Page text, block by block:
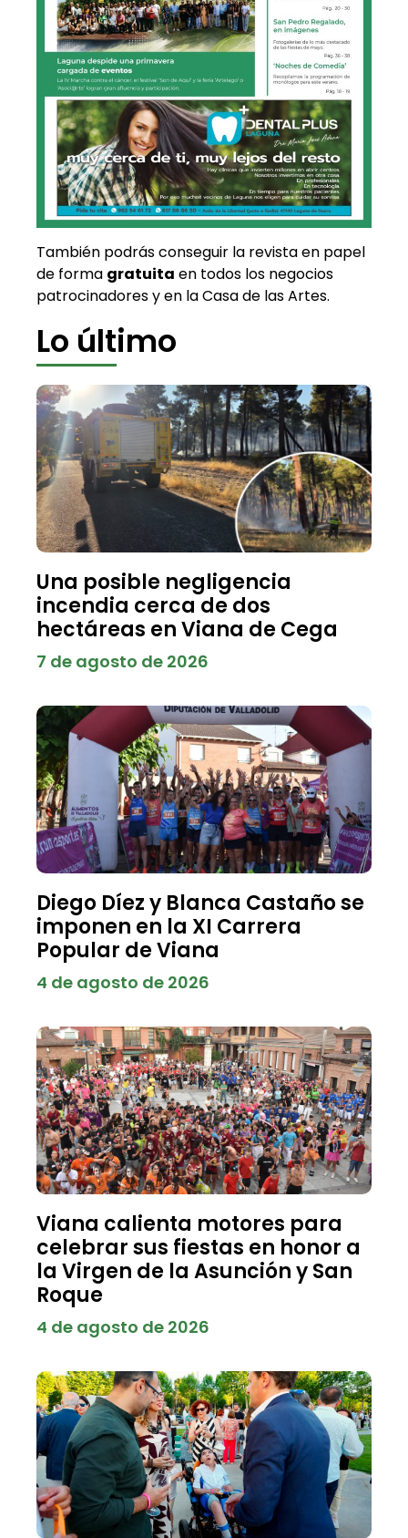
También podrás conseguir la revista en papel
de forma gratuita en todos los negocios
patrocinadores y en la Casa de las Artes.
Lo último
Una posible negligencia
incendia cerca de dos
hectáreas en Viana de Cega
7 de agosto de 2026
Diego Díez y Blanca Castaño se
imponen en la XI Carrera
Popular de Viana
4 de agosto de 2026
Viana calienta motores para
celebrar sus fiestas en honor a
la Virgen de la Asunción y San
Roque
4 de agosto de 2026